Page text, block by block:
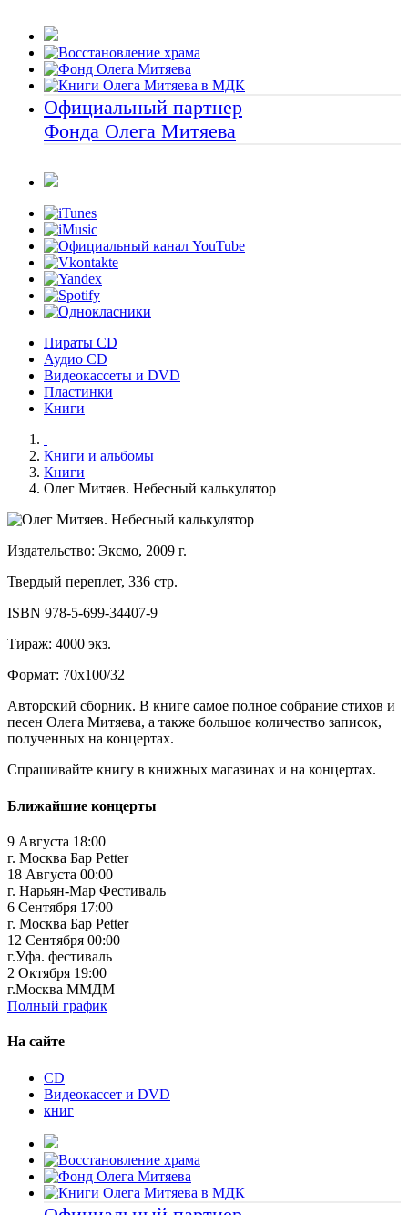
Официальный партнер
Фонда Олега Митяева
Пираты CD
Аудио CD
Видеокассеты и DVD
Пластинки
Книги
Книги и альбомы
Книги
Олег Митяев. Небесный калькулятор
Издательство: Эксмо, 2009 г.
Твердый переплет, 336 стр.
ISBN 978-5-699-34407-9
Тираж: 4000 экз.
Формат: 70x100/32
Авторский сборник. В книге самое полное собрание стихов и
песен Олега Митяева, а также большое количество записок,
полученных на концертах.
Спрашивайте книгу в книжных магазинах и на концертах.
Ближайшие концерты
9 Августа 18:00
г. Москва Бар Petter
18 Августа 00:00
г. Нарьян-Мар Фестиваль
6 Сентября 17:00
г. Москва Бар Petter
12 Сентября 00:00
г.Уфа. фестиваль
2 Октября 19:00
г.Москва ММДМ
Полный график
На сайте
CD
Видеокассет и DVD
книг